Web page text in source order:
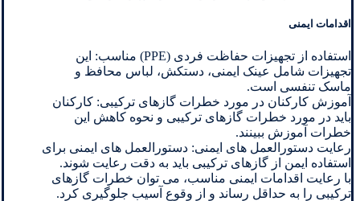
اقدامات ایمنی
استفاده از تجهیزات حفاظت فردی (PPE) مناسب: این
تجهیزات شامل عینک ایمنی، دستکش، لباس محافظ و
ماسک تنفسی است.
آموزش کارکنان در مورد خطرات گازهای ترکیبی: کارکنان
باید در مورد خطرات گازهای ترکیبی و نحوه کاهش این
خطرات آموزش ببینند.
رعایت دستورالعمل های ایمنی: دستورالعمل های ایمنی برای
استفاده ایمن از گازهای ترکیبی باید به دقت رعایت شوند.
با رعایت اقدامات ایمنی مناسب، می توان خطرات گازهای
ترکیبی را به حداقل رساند و از وقوع آسیب جلوگیری کرد.